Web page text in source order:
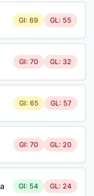
GI: 69 GL: 55
GI: 70 GL: 32
GI: 65 GL: 57
GI: 70 GL: 20
GI: 54 GL: 24